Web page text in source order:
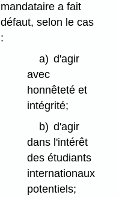
mandataire a fait
défaut, selon le cas
:
a) d'agir
avec
honnêteté et
intégrité;
b) d'agir
dans l'intérêt
des étudiants
internationaux
potentiels;